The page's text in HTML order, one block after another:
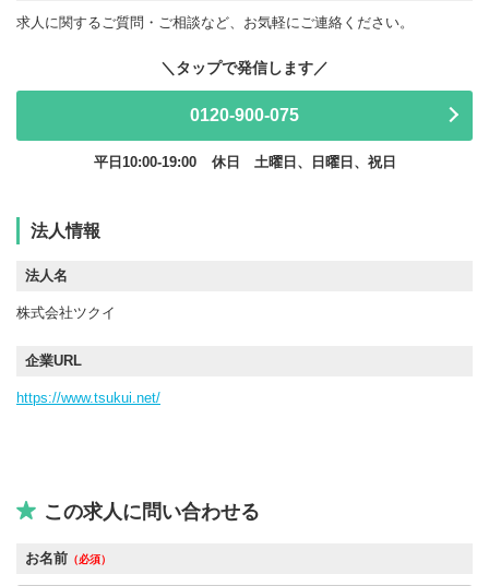
求人に関するご質問・ご相談など、お気軽にご連絡ください。
0120-900-075
平日10:00-19:00 休日 土曜日、日曜日、祝日
法人情報
法人名
株式会社ツクイ
企業URL
https://www.tsukui.net/
この求人に問い合わせる
お名前 （必須）